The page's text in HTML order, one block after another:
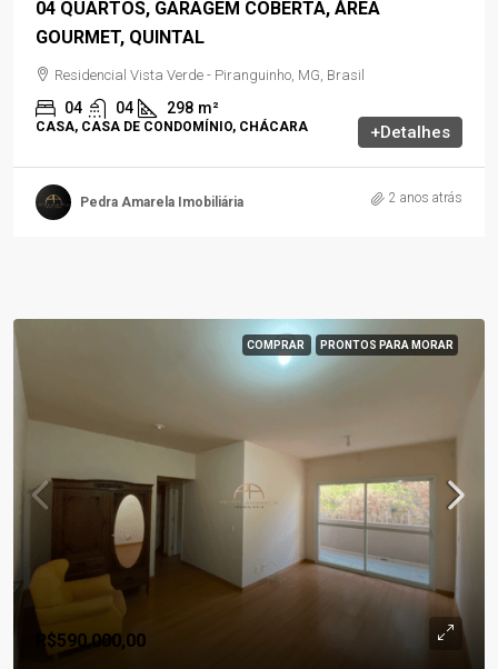
04 QUARTOS, GARAGEM COBERTA, ÁREA
GOURMET, QUINTAL
Residencial Vista Verde - Piranguinho, MG, Brasil
04 04 298 m²
CASA, CASA DE CONDOMÍNIO, CHÁCARA +Detalhes
Pedra Amarela Imobiliária 2 anos atrás
COMPRAR PRONTOS PARA MORAR
R$590.000,00